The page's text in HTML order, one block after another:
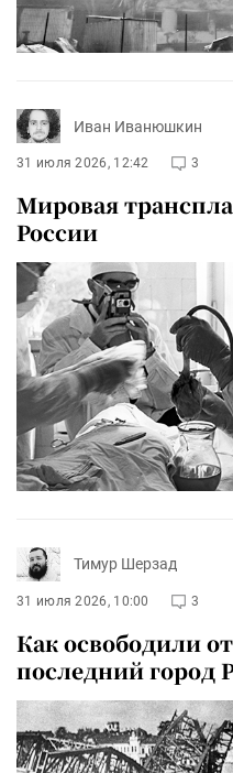
Иван Иванюшкин
31 июля 2026, 12:42 3
Мировая
России
Тимур Шерзад
31 июля 2026, 10:00 3
Как освободили
последний город